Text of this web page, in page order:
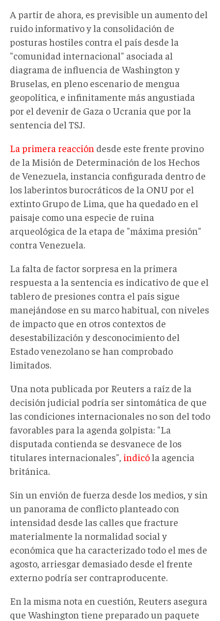
A partir de ahora, es previsible un aumento del
ruido informativo y la consolidación de
posturas hostiles contra el país desde la
"comunidad internacional" asociada al
diagrama de influencia de Washington y
Bruselas, en pleno escenario de mengua
geopolítica, e infinitamente más angustiada
por el devenir de Gaza o Ucrania que por la
sentencia del TSJ.
La primera reacción desde este frente provino
de la Misión de Determinación de los Hechos
de Venezuela, instancia configurada dentro de
los laberintos burocráticos de la ONU por el
extinto Grupo de Lima, que ha quedado en el
paisaje como una especie de ruina
arqueológica de la etapa de "máxima presión"
contra Venezuela.
La falta de factor sorpresa en la primera
respuesta a la sentencia es indicativo de que el
tablero de presiones contra el país sigue
manejándose en su marco habitual, con niveles
de impacto que en otros contextos de
desestabilización y desconocimiento del
Estado venezolano se han comprobado
limitados.
Una nota publicada por Reuters a raíz de la
decisión judicial podría ser sintomática de que
las condiciones internacionales no son del todo
favorables para la agenda golpista: "La
disputada contienda se desvanece de los
titulares internacionales", indicóla agencia
británica.
Sin un envión de fuerza desde los medios, y sin
un panorama de conflicto planteado con
intensidad desde las calles que fracture
materialmente la normalidad social y
económica que ha caracterizado todo el mes de
agosto, arriesgar demasiado desde el frente
externo podría ser contraproducente.
En la misma nota en cuestión, Reuters asegura
que Washington tiene preparado un paquete